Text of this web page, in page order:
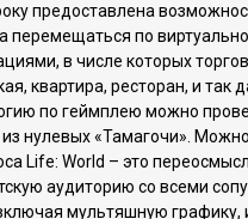
предоставлена
перемещаться по
в числе которых
квартира, ресторан, и так
по геймплею можно
нулевых «Тамагочи». Можно
Life: World – это
аудиторию со всеми
мультяшную графику,